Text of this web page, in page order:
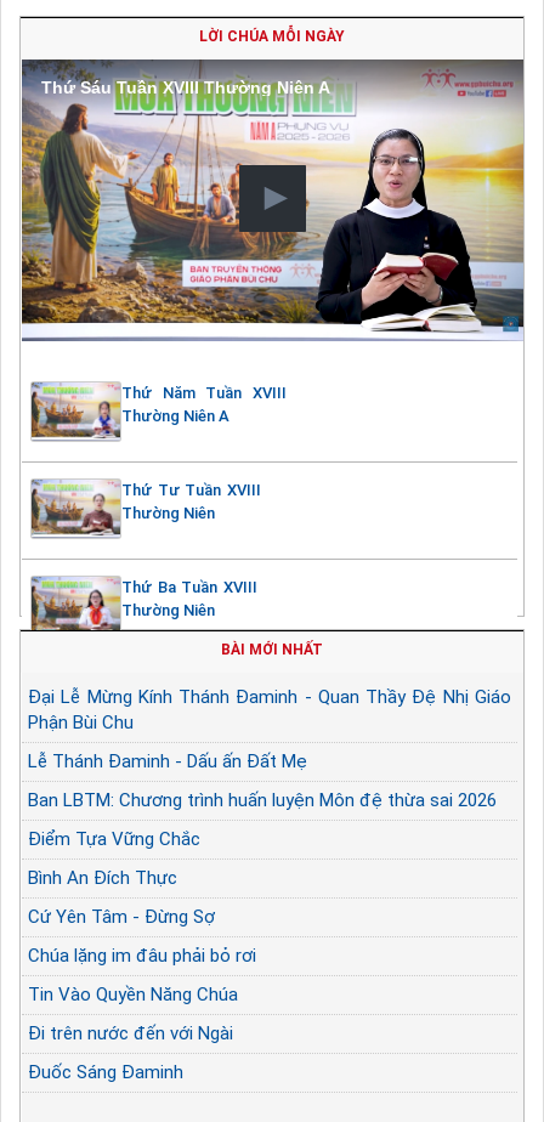
LỜI CHÚA MỖI NGÀY
Thứ Sáu Tuần XVIII Thường Niên A
Thứ Năm Tuần XVIII
Thường Niên A
Thứ Tư Tuần XVIII
Thường Niên
Thứ Ba Tuần XVIII
Thường Niên
BÀI MỚI NHẤT
Đại Lễ Mừng Kính Thánh Đaminh - Quan Thầy Đệ Nhị Giáo
Phận Bùi Chu
Lễ Thánh Đaminh - Dấu ấn Đất Mẹ
Ban LBTM: Chương trình huấn luyện Môn đệ thừa sai 2026
Điểm Tựa Vững Chắc
Bình An Đích Thực
Cứ Yên Tâm - Đừng Sợ
Chúa lặng im đâu phải bỏ rơi
Tin Vào Quyền Năng Chúa
Đi trên nước đến với Ngài
Đuốc Sáng Đaminh